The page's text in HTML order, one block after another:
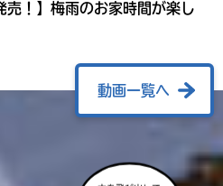
売！】梅雨のお家時間が楽し
動画一覧へ